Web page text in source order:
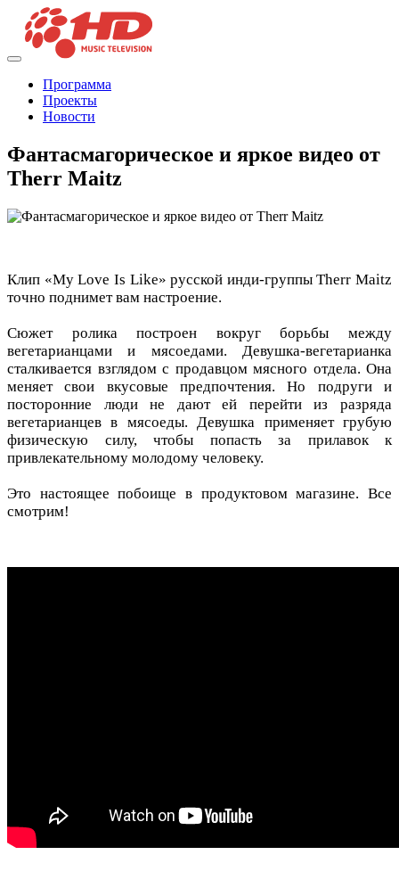
Программа
Проекты
Новости
Фантасмагорическое и яркое видео от
Therr Maitz
Клип «My Love Is Like» русской инди-группы Therr Maitz
точно поднимет вам настроение.
Сюжет ролика построен вокруг борьбы между
вегетарианцами и мясоедами. Девушка-вегетарианка
сталкивается взглядом с продавцом мясного отдела. Она
меняет свои вкусовые предпочтения. Но подруги и
посторонние люди не дают ей перейти из разряда
вегетарианцев в мясоеды. Девушка применяет грубую
физическую силу, чтобы попасть за прилавок к
привлекательному молодому человеку.
Это настоящее побоище в продуктовом магазине. Все
смотрим!